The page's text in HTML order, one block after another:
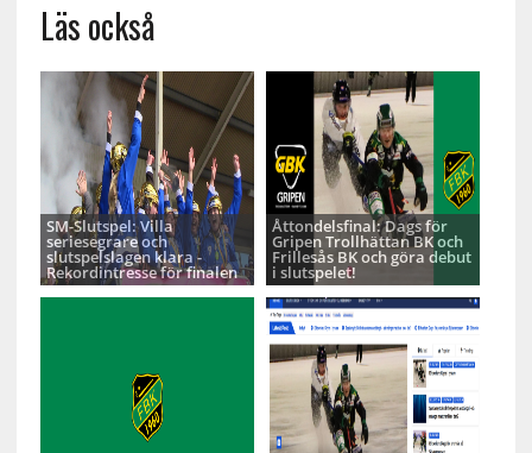
Läs också
SM-Slutspel: Villa
seriesegrare och
slutspelslagen klara -
Rekordintresse för finalen
Åttondelsfinal: Dags för
Gripen Trollhättan BK och
Frillesås BK och göra debut
i slutspelet!